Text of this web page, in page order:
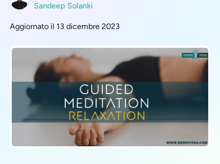
Sandeep Solanki
Aggiornato il 13 dicembre 2023